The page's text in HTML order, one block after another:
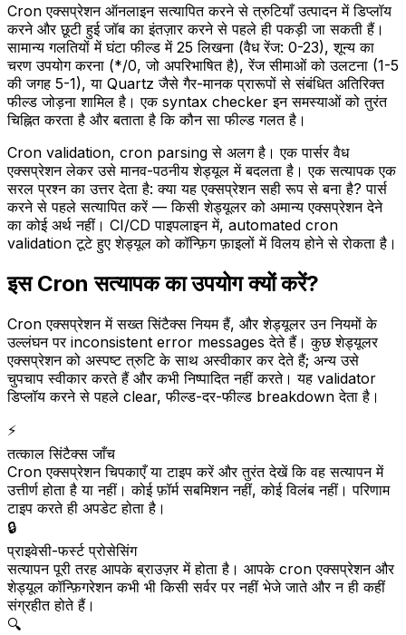
Cron एक्सप्रेशन ऑनलाइन सत्यापित करने से त्रुटियाँ उत्पादन में डिप्लॉय
करने और छूटी हुई जॉब का इंतज़ार करने से पहले ही पकड़ी जा सकती हैं।
सामान्य गलतियों में घंटा फील्ड में 25 लिखना (वैध रेंज: 0-23), शून्य का
चरण उपयोग करना (*/0, जो अपरिभाषित है), रेंज सीमाओं को उलटना (1-5
की जगह 5-1), या Quartz जैसे गैर-मानक प्रारूपों से संबंधित अतिरिक्त
फील्ड जोड़ना शामिल है। एक syntax checker इन समस्याओं को तुरंत
चिह्नित करता है और बताता है कि कौन सा फील्ड गलत है।
Cron validation, cron parsing से अलग है। एक पार्सर वैध
एक्सप्रेशन लेकर उसे मानव-पठनीय शेड्यूल में बदलता है। एक सत्यापक एक
सरल प्रश्न का उत्तर देता है: क्या यह एक्सप्रेशन सही रूप से बना है? पार्स
करने से पहले सत्यापित करें — किसी शेड्यूलर को अमान्य एक्सप्रेशन देने
का कोई अर्थ नहीं। CI/CD पाइपलाइन में, automated cron
validation टूटे हुए शेड्यूल को कॉन्फ़िग फ़ाइलों में विलय होने से रोकता है।
इस Cron सत्यापक का उपयोग क्यों करें?
Cron एक्सप्रेशन में सख्त सिंटैक्स नियम हैं, और शेड्यूलर उन नियमों के
उल्लंघन पर inconsistent error messages देते हैं। कुछ शेड्यूलर
एक्सप्रेशन को अस्पष्ट त्रुटि के साथ अस्वीकार कर देते हैं; अन्य उसे
चुपचाप स्वीकार करते हैं और कभी निष्पादित नहीं करते। यह validator
डिप्लॉय करने से पहले clear, फील्ड-दर-फील्ड breakdown देता है।
⚡
तत्काल सिंटैक्स जाँच
Cron एक्सप्रेशन चिपकाएँ या टाइप करें और तुरंत देखें कि वह सत्यापन में
उत्तीर्ण होता है या नहीं। कोई फ़ॉर्म सबमिशन नहीं, कोई विलंब नहीं। परिणाम
टाइप करते ही अपडेट होता है।
🔒
प्राइवेसी-फर्स्ट प्रोसेसिंग
सत्यापन पूरी तरह आपके ब्राउज़र में होता है। आपके cron एक्सप्रेशन और
शेड्यूल कॉन्फ़िगरेशन कभी भी किसी सर्वर पर नहीं भेजे जाते और न ही कहीं
संग्रहीत होते हैं।
🔍